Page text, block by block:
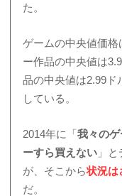
た。
ゲームの中央値価格
ー作品の中央値は
品の中央値は2.99ド
している。
2014年に「我々の
ーすら買えない 」
が、そこから状況は
だ。